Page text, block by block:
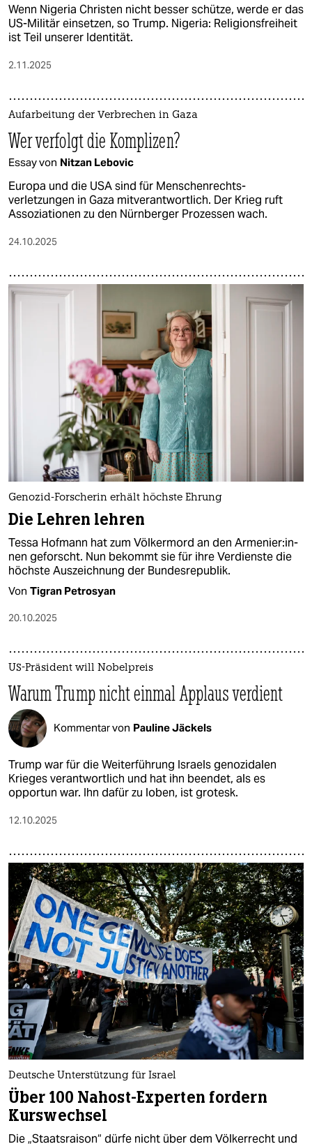
Wenn Nigeria Christen nicht besser schütze, werde er das
US-Militär einsetzen, so Trump. Nigeria: Religionsfreiheit
ist Teil unserer Identität.
2.11.2025
Aufarbeitung der Verbrechen in Gaza
Wer verfolgt die Komplizen?
Essay von Nitzan Lebovic
Europa und die USA sind für Menschenrechts­
verletzungen in Gaza mitverantwortlich. Der Krieg ruft
Assoziationen zu den Nürnberger Prozessen wach.
24.10.2025
Genozid-Forscherin erhält höchste Ehrung
Die Lehren lehren
Tessa Hofmann hat zum Völkermord an den Ar­me­nie­r:in­
nen geforscht. Nun bekommt sie für ihre Verdienste die
höchste Auszeichnung der Bundesrepublik.
Von Tigran Petrosyan
20.10.2025
US-Präsident will Nobelpreis
Warum Trump nicht einmal Applaus verdient
Kommentar von Pauline Jäckels
Trump war für die Weiterführung Israels genozidalen
Krieges verantwortlich und hat ihn beendet, als es
opportun war. Ihn dafür zu loben, ist grotesk.
12.10.2025
Deutsche Unterstützung für Israel
Über 100 Nahost-Experten fordern
Kurswechsel
Die „Staatsraison“ dürfe nicht über dem Völkerrecht und